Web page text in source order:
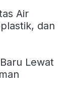
Air
dan
Lewat